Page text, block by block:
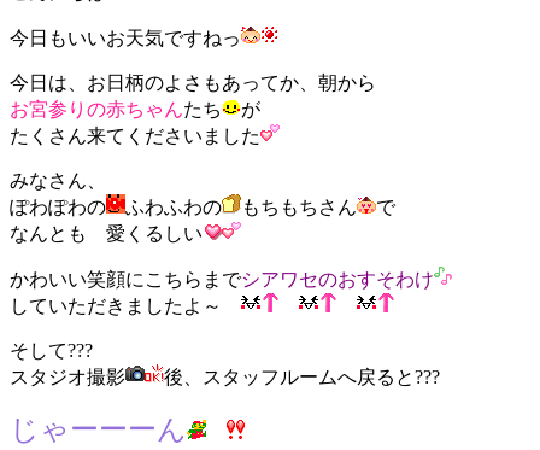
今日もいいお天気ですねっ
今日は、お日柄のよさもあってか、朝から
お宮参りの赤ちゃんたち
が
たくさん来てくださいました
みなさん、
ぽわぽわの
ふわふわの もちもちさん
で
なんとも 愛くるしい
かわいい笑顔にこちらまでシアワセのおすそわけ
していただきましたよ～
そして???
スタジオ撮影
後、スタッフルームへ戻ると???
じゃーーーん